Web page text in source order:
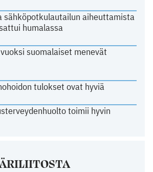
sähköpotkulautailun aiheuttamista
humalassa
suomalaiset menevät
tulokset ovat hyviä
toimii hyvin